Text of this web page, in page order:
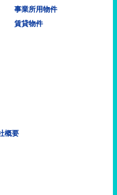
事業所用物件
賃貸物件
概要